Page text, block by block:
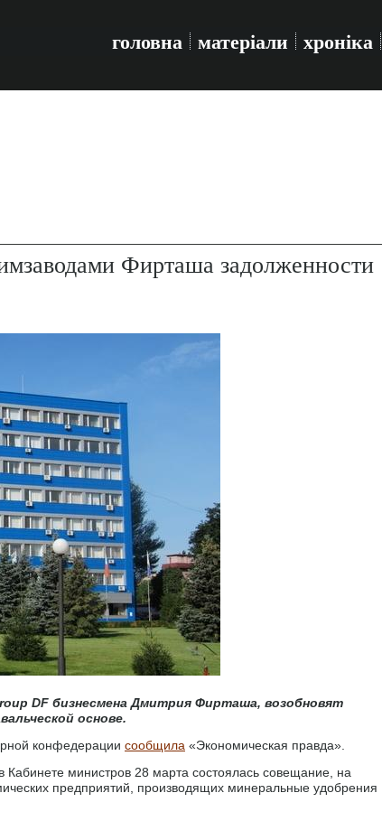
головна матеріали хроніка
Фирташа задолженности
DF бизнесмена Дмитрия Фирташа, возобновят
основе.
конфедерации сообщила «Экономическая правда».
министров 28 марта состоялась совещание, на
предприятий, производящих минеральные удобрения